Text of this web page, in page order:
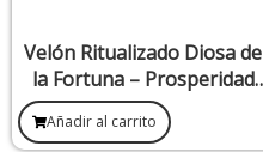
Velón Ritualizado Diosa de
la Fortuna – Prosperidad
rápida y atracción de
clientes
Añadir al carrito